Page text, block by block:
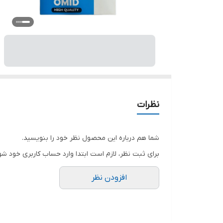
نظرات
شما هم درباره این محصول نظر خود را بنویسید.
برای ثبت نظر، لازم است ابتدا وارد حساب کاربری خود
افزودن نظر